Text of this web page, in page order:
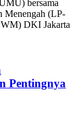
bersama
Menengah (LP-
DKI Jakarta
Pentingnya